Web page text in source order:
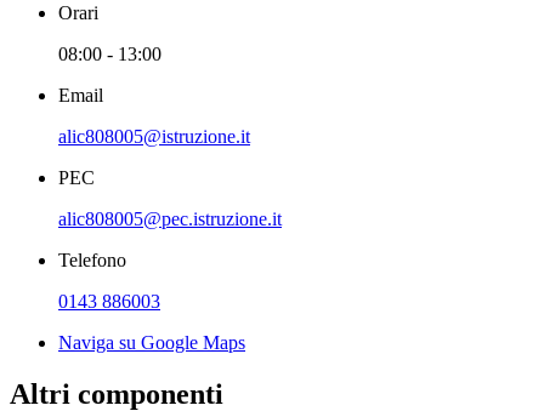
Orari
08:00 - 13:00
Email
alic808005@istruzione.it
PEC
alic808005@pec.istruzione.it
Telefono
0143 886003
Naviga su Google Maps
Altri componenti